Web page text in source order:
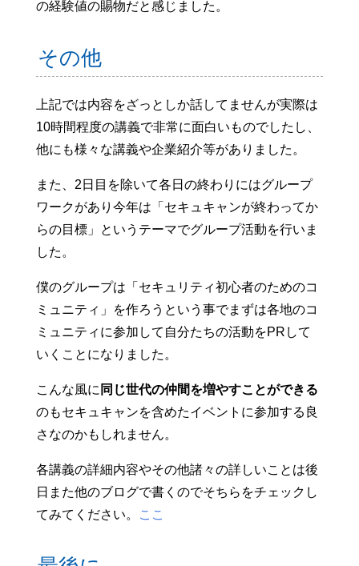
の経験値の賜物だと感じました。
その他
上記では内容をざっとしか話してませんが実際は
10時間程度の講義で非常に面白いものでしたし、
他にも様々な講義や企業紹介等がありました。
また、2日目を除いて各日の終わりにはグループ
ワークがあり今年は「セキュキャンが終わってか
らの目標」というテーマでグループ活動を行いま
した。
僕のグループは「セキュリティ初心者のためのコ
ミュニティ」を作ろうという事でまずは各地のコ
ミュニティに参加して自分たちの活動をPRして
いくことになりました。
こんな風に 同じ世代の仲間を増やすことができる
のもセキュキャンを含めたイベントに参加する良
さなのかもしれません。
各講義の詳細内容やその他諸々の詳しいことは後
日また他のブログで書くのでそちらをチェックし
てみてください。
ここ